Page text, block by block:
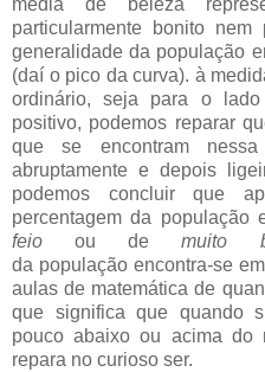
média de beleza
particularmente bonito
generalidade da população
(daí o pico da curva). à
ordinário, seja para o
positivo, podemos reparar
que se encontram
abruptamente e depois
podemos concluir que
percentagem da população
feio ou demuito
da população encontra-se
aulas de matemática de
que significa que quando
pouco abaixo ou acima do
repara no curioso ser.